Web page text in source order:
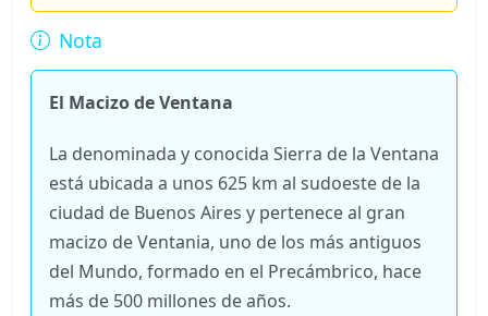
Nota
El Macizo de Ventana
La denominada y conocida Sierra de la Ventana
está ubicada a unos 625 km al sudoeste de la
ciudad de Buenos Aires y pertenece al gran
macizo de Ventania, uno de los más antiguos
del Mundo, formado en el Precámbrico, hace
más de 500 millones de años.